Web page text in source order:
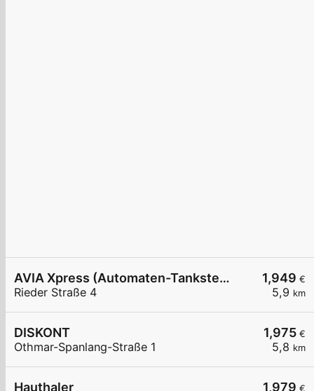
1,949 €
5,9 km
AVIA Xpress (Automaten-Tankstelle)
Rieder Straße 4
1,975 €
5,8 km
DISKONT
Othmar-Spanlang-Straße 1
1,979 €
Hauthaler